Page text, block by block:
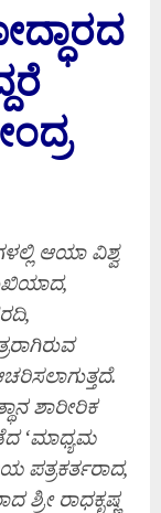
ಆಯಾ ವಿಶ್ವ
,
ಶಾರೀರಿಕ
‘ಮಾಧ್ಯಮ
ಪತ್ರಕರ್ತರಾದ,
ಶ್ರೀ ರಾಧಕೃಷ್ಣ